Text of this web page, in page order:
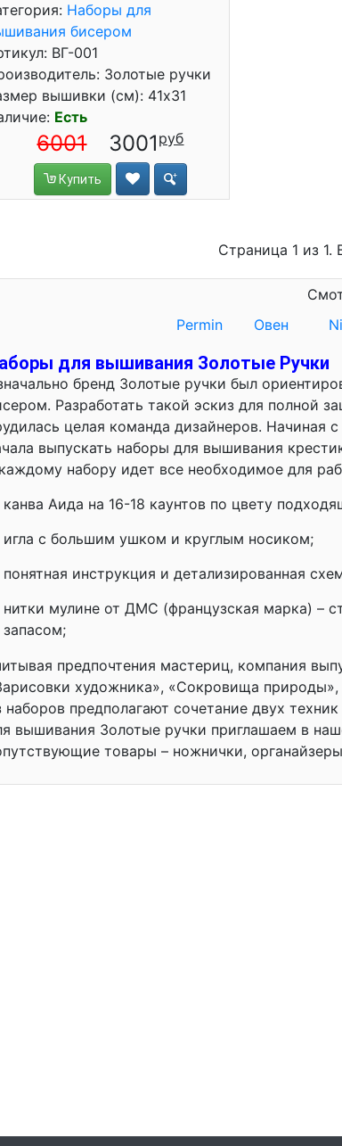
Наборы для
бисером
ВГ-001
Золотые ручки
вышивки (см): 41x31
Есть
6001 3001
Купить
Страница 1 из 1.
Permin
Овен
для вышивания Золотые Ручки
бренд Золотые ручки был
Разработать такой эскиз для полной
целая команда дизайнеров. Начиная
выпускать наборы для вышивания
набору идет все необходимое для
канва Аида на 16-18 каунтов по цвету
игла с большим ушком и круглым носиком;
понятная инструкция и детализированная
нитки мулине от ДМС (французская марка) –
запасом;
предпочтения мастериц, компания
художника», «Сокровища
наборов предполагают сочетание двух
вышивания Золотые ручки приглашаем в
товары – ножнички,